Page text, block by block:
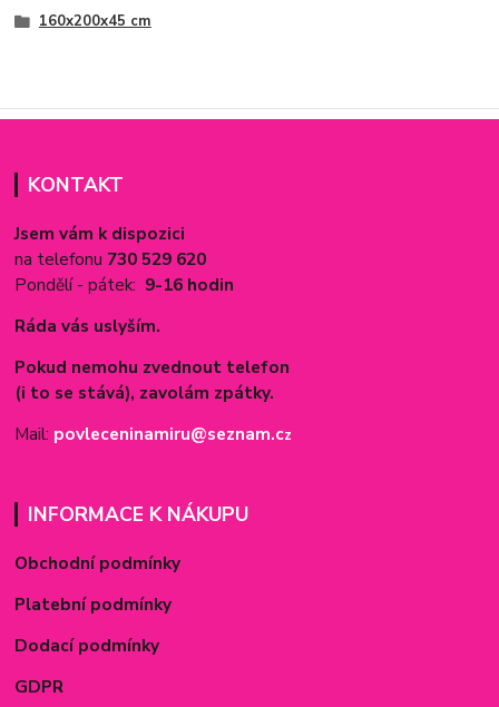
160x200x45 cm
KONTAKT
Jsem vám k dispozici
na telefonu 730 529 620
Pondělí - pátek: 9-16 hodin
Ráda vás uslyším.
Pokud nemohu zvednout telefon
(i to se stává), zavolám zpátky.
Mail: povleceninamiru@seznam.cz
INFORMACE K NÁKUPU
Obchodní podmínky
Platební podmínky
Dodací podmínky
GDPR